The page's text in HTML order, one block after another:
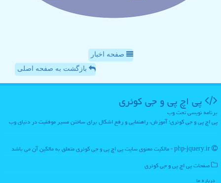
صفحه اخبار
بازگشت به صفحه اصلی
پی اچ پی و جی كوئری
برنامه نویسی تحت وب
پی اچ پی و جی کوئری؛ آموزش، راهنمایی و رفع اشکال برای ساختن مسیر موفقیت در دنیای وب
صفحات پی اچ پی و جی كوئری
درباره ما